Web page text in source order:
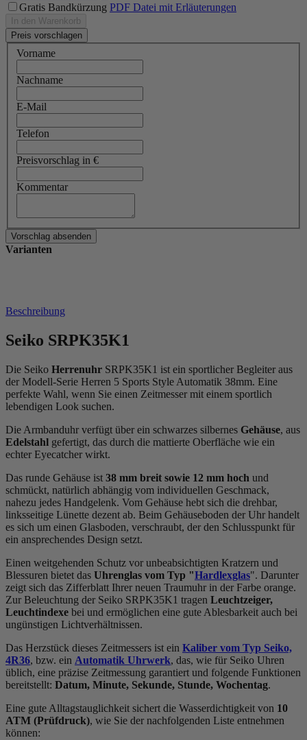
Gratis Bandkürzung PDF Datei mit Erläuterungen
In den Warenkorb
Preis vorschlagen
Vorname
Nachname
E-Mail
Telefon
Preisvorschlag in €
Kommentar
Varianten
Beschreibung
Seiko SRPK35K1
Die Seiko Herrenuhr SRPK35K1 ist ein sportlicher Begleiter aus
der Modell-Serie Herren 5 Sports Style Automatik 38mm. Eine
perfekte Wahl, wenn Sie einen Zeitmesser mit einem sportlich
lebendigen Look suchen.
Die Armbanduhr verfügt über ein schwarzes silbernes Gehäuse, aus
Edelstahl gefertigt, das durch die mattierte Oberfläche wie ein
echter Eyecatcher wirkt.
Das runde Gehäuse ist 38 mm breit sowie 12 mm hoch und
schmückt, natürlich abhängig vom individuellen Geschmack,
nahezu jedes Handgelenk. Vom Gehäuse hebt sich die drehbar,
linksseitige Lünette dezent ab. Beim Gehäuseboden der Uhr handelt
es sich um einen Glasboden, verschraubt, der den Schlusspunkt für
ein ansprechendes Design setzt.
Einen weitgehenden Schutz vor unbeabsichtigten Kratzern und
Blessuren bietet das Uhrenglas vom Typ "Hardlexglas". Darunter
zeigt sich das Zifferblatt Ihrer neuen Traumuhr in der Farbe orange.
Zur Beleuchtung der Seiko SRPK35K1 tragen Leuchtzeiger,
Leuchtindexe bei und ermöglichen eine gute Ablesbarkeit auch bei
ungünstigen Lichtverhältnissen.
Das Herzstück dieses Zeitmessers ist ein Kaliber vom Typ Seiko,
4R36, bzw. ein Automatik Uhrwerk, das, wie für Seiko Uhren
üblich, eine präzise Zeitmessung garantiert und folgende Funktionen
bereitstellt: Datum, Minute, Sekunde, Stunde, Wochentag.
Eine gute Alltagstauglichkeit sichert die Wasserdichtigkeit von 10
ATM (Prüfdruck), wie Sie der nachfolgenden Liste entnehmen
können: